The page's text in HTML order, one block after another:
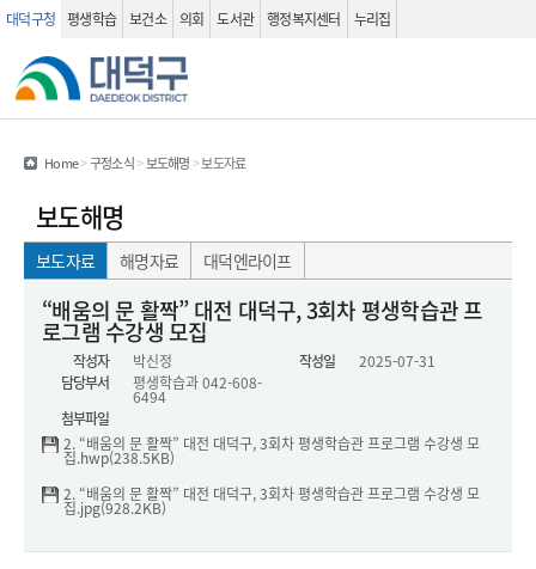
대덕구청 평생학습 보건소 의회 도서관 행정복지센터 누리집
Home>구정소식>보도해명>보도자료
보도해명
보도자료 해명자료 대덕엔라이프
보도자료(상세화면) - 제목, 작성자, 작성일 , 담당부서 , 내용 , 첨부파일 정보를 제공하는 표 입니다.
“배움의 문 활짝” 대전 대덕구, 3회차 평생학습관 프
로그램 수강생 모집
작성자 박신정 작성일
2025-07-31
담당부서
평생학습과042-608-
6494
첨부파일
2. “배움의 문 활짝” 대전 대덕구, 3회차 평생학습관 프로그램 수강생 모
집.hwp(238.5KB)
2. “배움의 문 활짝” 대전 대덕구, 3회차 평생학습관 프로그램 수강생 모
집.jpg(928.2KB)